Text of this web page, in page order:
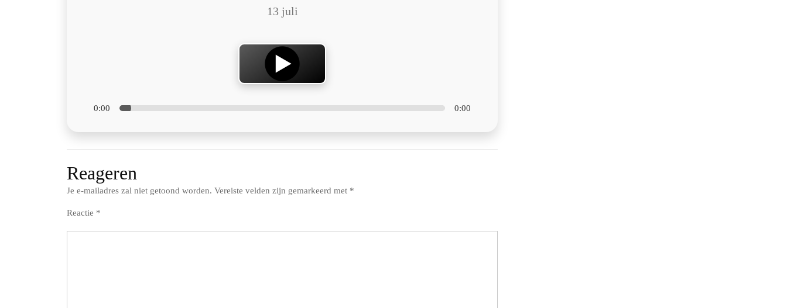
13 juli
0:00 0:00
Reageren
Je e-mailadres zal niet getoond worden. Vereiste velden zijn gemarkeerd met *
Reactie *